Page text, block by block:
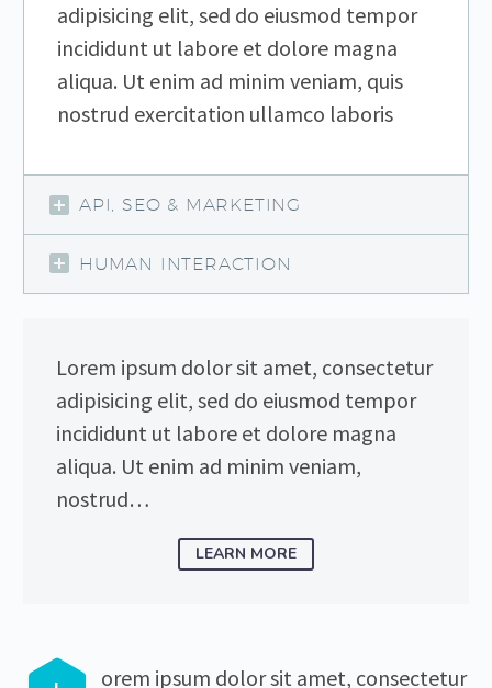
adipisicing elit, sed do eiusmod tempor
incididunt ut labore et dolore magna
aliqua. Ut enim ad minim veniam, quis
nostrud exercitation ullamco laboris
API, SEO & MARKETING
HUMAN INTERACTION
Lorem ipsum dolor sit amet, consectetur
adipisicing elit, sed do eiusmod tempor
incididunt ut labore et dolore magna
aliqua. Ut enim ad minim veniam,
nostrud…
LEARN MORE
orem ipsum dolor sit amet, consectetur